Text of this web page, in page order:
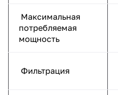
Максимальная
потребляемая
мощность
Фильтрация